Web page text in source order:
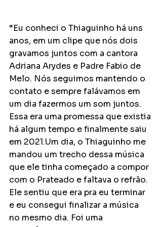
“Eu conheci o Thiaguinho há uns
anos, em um clipe que nós dois
gravamos juntos com a cantora
Adriana Arydes e Padre Fabio de
Melo. Nós seguimos mantendo o
contato e sempre falávamos em
um dia fazermos um som juntos.
Essa era uma promessa que existia
há algum tempo e finalmente saiu
em 2021.Um dia, o Thiaguinho me
mandou um trecho dessa música
que ele tinha começado a compor
com o Prateado e faltava o refrão.
Ele sentiu que era pra eu terminar
e eu consegui finalizar a música
no mesmo dia. Foi uma